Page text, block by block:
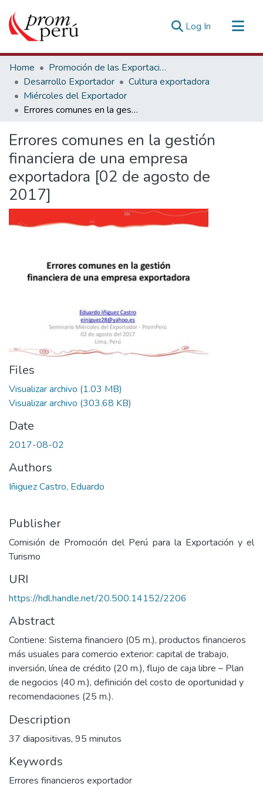
Log In (current)
Communities & Collections
All of DSpace
Statistics
Estadísticas Externas
Home
Promoción de las Exportaciones
Desarrollo Exportador
Cultura exportadora
Miércoles del Exportador
Errores comunes en la gestión financiera de una empresa exportadora [02 de agosto de 2017]
Errores comunes en la gestión
financiera de una empresa
exportadora [02 de agosto de
2017]
Files
Visualizar archivo (1.03 MB)
Visualizar archivo (303.68 KB)
Date
2017-08-02
Authors
Iñiguez Castro, Eduardo
Publisher
Comisión de Promoción del Perú para la Exportación y el
Turismo
URI
https://hdl.handle.net/20.500.14152/2206
Abstract
Contiene: Sistema financiero (05 m.), productos financieros
más usuales para comercio exterior: capital de trabajo,
inversión, línea de crédito (20 m.), flujo de caja libre – Plan
de negocios (40 m.), definición del costo de oportunidad y
recomendaciones (25 m.).
Description
37 diapositivas, 95 minutos
Keywords
Errores financieros exportador